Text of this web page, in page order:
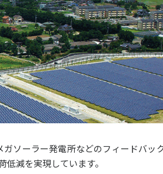
ソーラー発電所などのフィードバッ
減を実現しています。